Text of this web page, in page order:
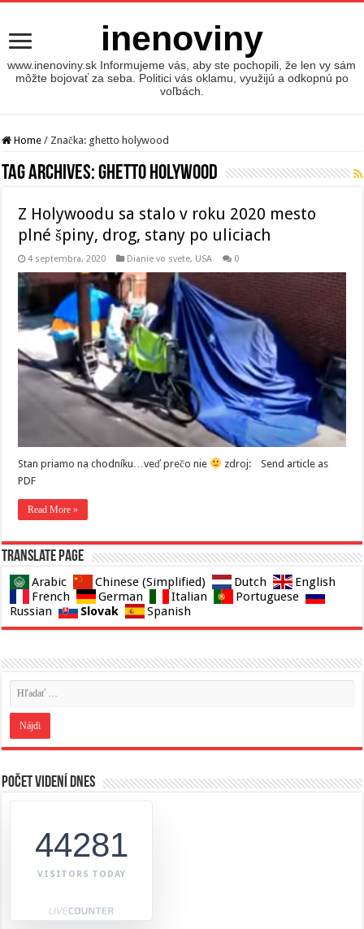
inenoviny
www.inenoviny.sk Informujeme vás, aby ste pochopili, že len vy sám
môžte bojovať za seba. Politici vás oklamu, využijú a odkopnú po
voľbách.
Home / Značka: ghetto holywood
Tag Archives:ghetto holywood
Z Holywoodu sa stalo v roku 2020 mesto
plné špiny, drog, stany po uliciach
4 septembra, 2020 Dianie vo svete, USA 0
Stan priamo na chodníku…veď prečo nie
zdroj: Send article as
PDF
Read More »
Translate page
Arabic Chinese (Simplified) Dutch
English
French
German Italian
Portuguese
Russian
Slovak Spanish
Počet videní dnes
44281
VISITORS TODAY